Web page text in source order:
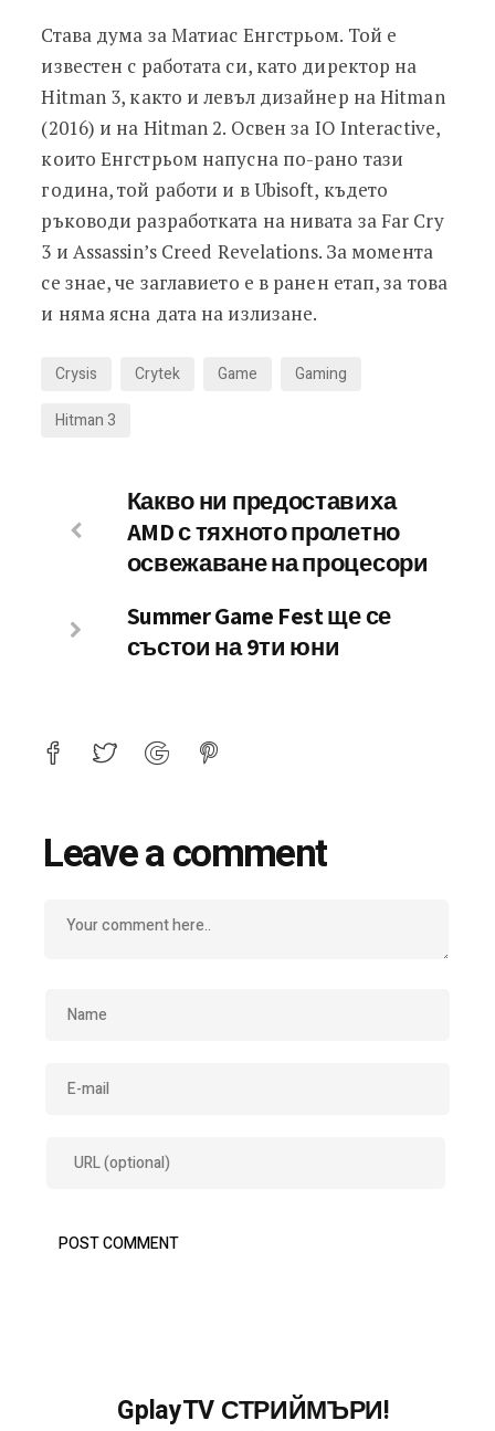
Става дума за Матиас Енгстрьом. Той е
известен с работата си, като директор на
Hitman 3, както и левъл дизайнер на Hitman
(2016) и на Hitman 2. Освен за IO Interactive,
които Енгстрьом напусна по-рано тази
година, той работи и в Ubisoft, където
ръководи разработката на нивата за Far Cry
3 и Assassin’s Creed Revelations. За момента
се знае, че заглавието е в ранен етап, за това
и няма ясна дата на излизане.
Crysis Crytek Game
Gaming
Hitman 3
Какво ни предоставиха
AMD с тяхното пролетно
освежаване на процесори
Summer Game Fest ще се
състои на 9ти юни
Leave a comment
GplayTV СТРИЙМЪРИ!